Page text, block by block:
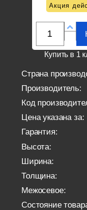
Акция
Купить в 1
Страна
Производитель:
Код
Цена указана за:
Гарантия:
Высота:
Ширина:
Толщина:
Межосевое:
Состояние